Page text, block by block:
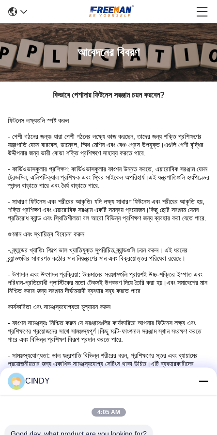
আবেদনের বিবরণ
কিভাবে পেশাদার ফিটনেস সরঞ্জাম চয়ন করবেন?
ফিটনেস লক্ষ্যগুলি স্পষ্ট করুন
- পেশী গঠনের জন্যঃ যারা পেশী গঠনের লক্ষ্যে কাজ করছেন, তাদের জন্য শক্তি প্রশিক্ষণের
যন্ত্রপাতি যেমন বারবেল, ডাম্বেল, স্মিথ মেশিন এবং বেঞ্চ প্রেস উপযুক্ত।এগুলি পেশী বৃদ্ধির
উদ্দীপনার জন্য ভারী বোঝা শক্তি প্রশিক্ষণে সাহায্য করতে পারে.
- কার্ডিওভাসকুলার প্রশিক্ষণ: কার্ডিওভাসকুলার ফাংশন উন্নত করতে, এয়ারোবিক সরঞ্জাম যেমন
ট্রেডমিল, এলিপটিক্যাল প্রশিক্ষক এবং স্থির সাইকেল অপরিহার্য।এই যন্ত্রপাতিগুলি হৃৎপিণ্ডের
স্পন্দন বাড়াতে পারে এবং ধৈর্য বাড়াতে পারে.
- সাধারণ ফিটনেস এবং শরীরের আকৃতিঃ যদি লক্ষ্য সাধারণ ফিটনেস এবং শরীরের আকৃতি হয়,
শক্তি প্রশিক্ষণ এবং এয়ারোবিক সরঞ্জাম একটি সমন্বয় প্রয়োজন।কিছু ছোট সরঞ্জাম যেমন
প্রতিরোধ ব্যান্ড এবং স্থিতিশীলতা বল আরো বিভিন্ন প্রশিক্ষণ জন্য ব্যবহার করা যেতে পারে.
গুণমান এবং স্থায়িত্ব বিবেচনা করুন
- ব্র্যান্ডের খ্যাতিঃ শিল্পে ভাল খ্যাতিযুক্ত সুপরিচিত ব্র্যান্ডগুলি চয়ন করুন। এই ধরনের
ব্র্যান্ডগুলির সাধারণত কঠোর মান নিয়ন্ত্রণের মান এবং বিক্রয়োত্তর পরিষেবা রয়েছে।
- উপাদান এবং উৎপাদন প্রক্রিয়া: উচ্চমানের সরঞ্জামগুলি প্রায়শই উচ্চ-শক্তির ইস্পাত এবং
পরিধান-প্রতিরোধী প্লাস্টিকের মতো টেকসই উপকরণ দিয়ে তৈরি করা হয়।এবং সমাবেশের মান
নিশ্চিত করার জন্য সরঞ্জাম দীর্ঘমেয়াদী ব্যবহার সহ্য করতে পারে.
কার্যকারিতা এবং সামঞ্জস্যযোগ্যতা মূল্যায়ন করুন
- ফাংশন সামঞ্জস্যঃ নিশ্চিত করুন যে সরঞ্জামগুলির কার্যকারিতা আপনার ফিটনেস লক্ষ্য এবং
প্রশিক্ষণের প্রয়োজনের সাথে সামঞ্জস্যপূর্ণ।কিছু মাল্টি-ফাংশনাল সরঞ্জাম স্থান সংরক্ষণ করতে
পারে এবং বিভিন্ন প্রশিক্ষণ বিকল্প প্রদান করতে পারে.
- সামঞ্জস্যযোগ্যতা: ভাল যন্ত্রপাতি বিভিন্ন শরীরের ধরন, প্রশিক্ষণের স্তর এবং ব্যায়ামের
প্রয়োজনীয়তার জন্য একাধিক সামঞ্জস্যযোগ্য সেটিংস থাকা উচিত।এটি ব্যবহারকারীদের
সবচেয়ে উপযুক্ত প্রশিক্ষণ তীব্রতা এবং অবস্থান খুঁজে পেতে সাহায্য করে.
CINDY
4:05 AM